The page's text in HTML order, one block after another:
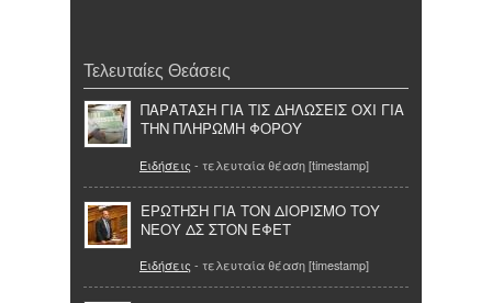
Τελευταίες Θεάσεις
ΠΑΡΑΤΑΣΗ ΓΙΑ ΤΙΣ ΔΗΛΩΣΕΙΣ ΟΧΙ ΓΙΑ
ΤΗΝ ΠΛΗΡΩΜΗ ΦΟΡΟΥ
Ειδήσεις - τελευταία θέαση [timestamp]
ΕΡΩΤΗΣΗ ΓΙΑ ΤΟΝ ΔΙΟΡΙΣΜΟ ΤΟΥ
ΝΕΟΥ ΔΣ ΣΤΟΝ ΕΦΕΤ
Ειδήσεις - τελευταία θέαση [timestamp]